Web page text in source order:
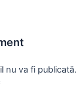
nu va fi publicată.